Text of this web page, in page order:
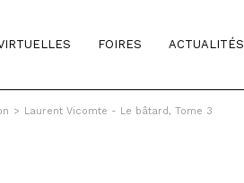
FOIRES ACTUALITÉS
> Laurent Vicomte - Le bâtard, Tome 3